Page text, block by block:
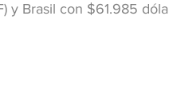
y Brasil con $61.985